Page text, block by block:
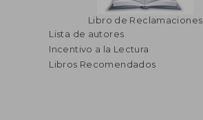
Libro de Reclamaciones
Lista de autores
Incentivo a la Lectura
Libros Recomendados